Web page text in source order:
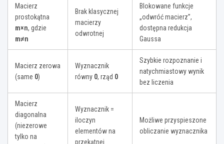
Macierz
prostokątna
m×n, gdzie
m≠n
Brak klasycznej
macierzy
odwrotnej
Blokowane funkcje
„odwróć macierz”,
dostępna redukcja
Gaussa
Macierz zerowa
(same 0)
Wyznacznik
równy 0, rząd 0
Szybkie rozpoznanie i
natychmiastowy wynik
bez liczenia
Macierz
diagonalna
(niezerowe
tylko na
Wyznacznik =
iloczyn
elementów na
przekątnej
Możliwe przyspieszone
obliczanie wyznacznika